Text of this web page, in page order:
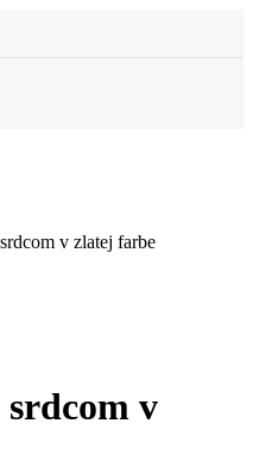
v zlatej farbe
srdcom v